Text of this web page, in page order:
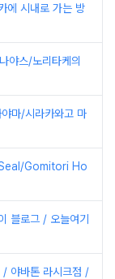
에 시내로 가는 방
야스/노리타케의
마/시라카와고 마
Seal/Gomitori Ho
블로그 / 오늘여기
/ 야바톤 라시크점 /